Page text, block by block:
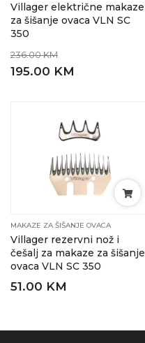
Villager električne makaze
za šišanje ovaca VLN SC
350
236.00 KM
195.00 KM
MAKAZE ZA ŠIŠANJE OVACA
Villager rezervni nož i
češalj za makaze za šišanje
ovaca VLN SC 350
51.00 KM